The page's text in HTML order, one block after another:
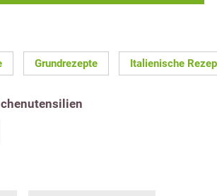
Grundrezepte Italienische